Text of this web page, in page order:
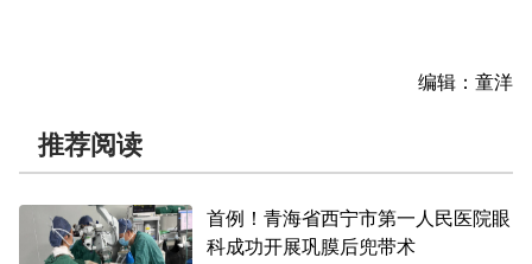
编辑：童洋
推荐阅读
首例！青海省西宁市第一人民医院眼
科成功开展巩膜后兜带术